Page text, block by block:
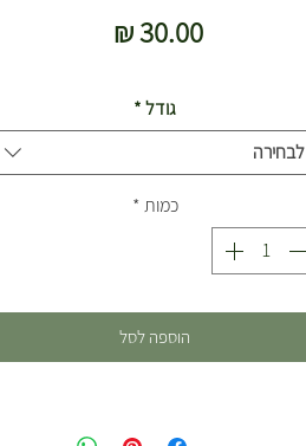
‏30.00 ‏₪
גודל*
לבחירה
כמות *
הוספה לסל